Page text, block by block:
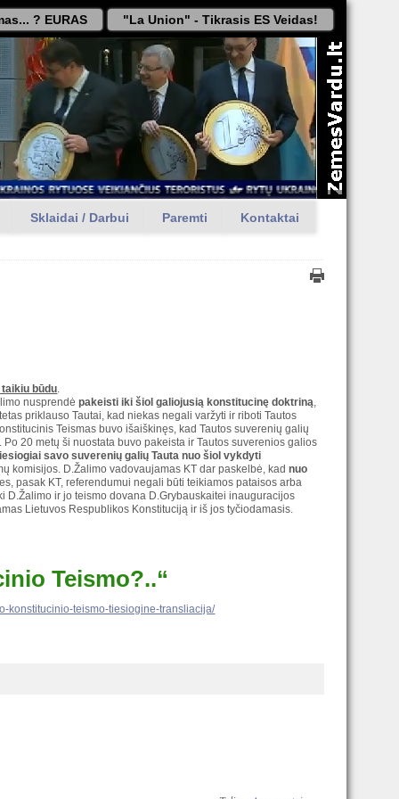
? EURAS "La Union" - Tikrasis ES Veidas!
Sklaidai / Darbui Paremti Kontaktai
būdu
nusprendėpakeisti iki šiol galiojusią konstitucinę doktriną
priklauso Tautai, kad niekas negali varžyti ir riboti Tautos
Teismas buvo išaiškinęs, kad Tautos suverenių galių
20 metų ši nuostata buvo pakeista ir Tautos suverenios galios
savo suverenių galių Tauta nuo šiol vykdyti
komisijos. D.Žalimo vadovaujamas KT dar paskelbė, kadnuo
pasak KT, referendumui negali būti teikiamos pataisos arba
D.Žalimo ir jo teismo dovana D.Grybauskaitei inauguracijos
Lietuvos Respublikos Konstituciją ir iš jos tyčiodamasis.
Teismo?..“
konstitucinio-teismo-tiesiogine-transliacija/